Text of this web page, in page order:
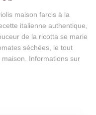
maison farcis à la
italienne authentique,
de la ricotta se marie
séchées, le tout
Informations sur